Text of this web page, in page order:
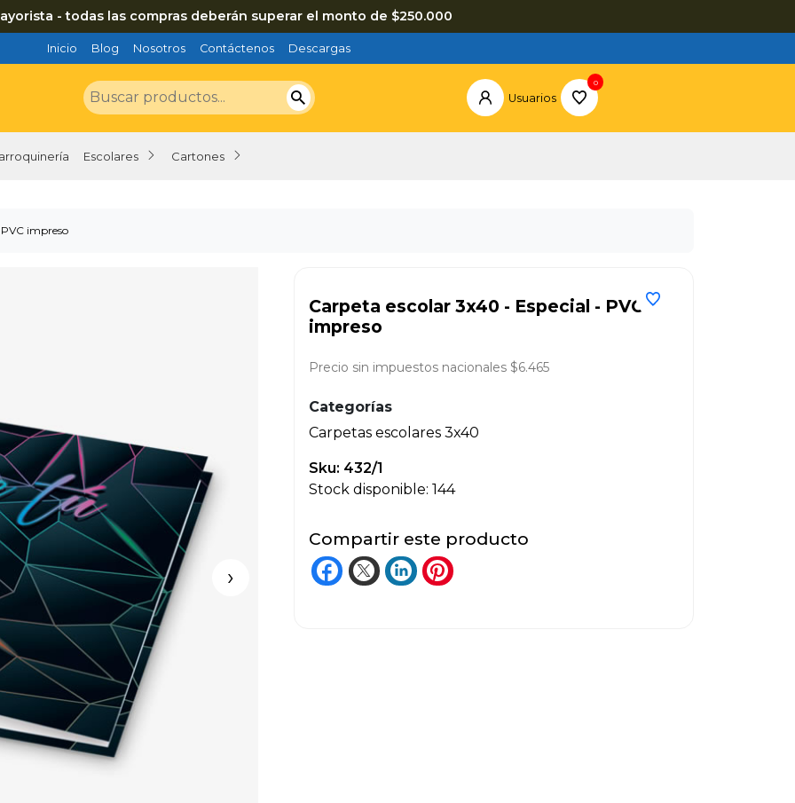
- todas las compras deberán superar el monto de $250.000
Inicio Blog Nosotros Contáctenos Descargas
Usuarios
0
Escolares Cartones
impreso
›
Carpeta escolar 3x40 - Especial - PVC
impreso
Precio sin impuestos nacionales $6.465
Categorías
Carpetas escolares 3x40
Sku: 432/1
Stock disponible: 144
Compartir este producto